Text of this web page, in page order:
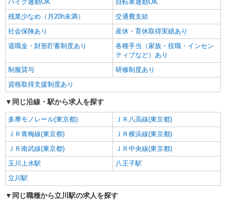
バイク通勤OK
自転車通勤OK
残業少なめ（月20h未満）
交通費支給
社会保険あり
産休・育休取得実績あり
退職金・財形貯蓄制度あり
各種手当（家族・役職・インセン
ティブなど）あり
制服貸与
研修制度あり
資格取得支援制度あり
同じ沿線・駅から求人を探す
多摩モノレール(東京都)
ＪＲ八高線(東京都)
ＪＲ青梅線(東京都)
ＪＲ横浜線(東京都)
ＪＲ南武線(東京都)
ＪＲ中央線(東京都)
玉川上水駅
八王子駅
立川駅
同じ職種から立川駅の求人を探す